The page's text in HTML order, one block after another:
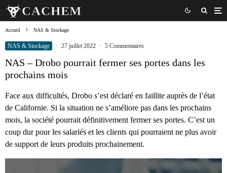
Accueil NAS & Stockage
NAS & Stockage · 27 juillet 2022 · 5 Commentaires
NAS – Drobo pourrait fermer ses portes dans les
prochains mois
Face aux difficultés, Drobo s’est déclaré en faillite auprès de l’état
de Californie. Si la situation ne s’améliore pas dans les prochains
mois, la société pourrait définitivement fermer ses portes. C’est un
coup dur pour les salariés et les clients qui pourraient ne plus avoir
de support de leurs produits prochainement.